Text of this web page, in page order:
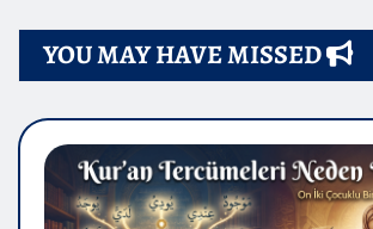
YOU MAY HAVE MISSED